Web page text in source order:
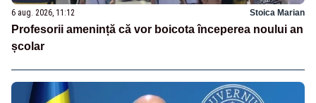
6 aug. 2026, 11:12 Stoica Marian
Profesorii amenință că vor boicota începerea noului an
școlar